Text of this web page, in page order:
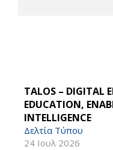
TALOS – DIGITAL
EDUCATION,
INTELLIGENCE
Δελτία Τύπου
24 Ιουλ 2026